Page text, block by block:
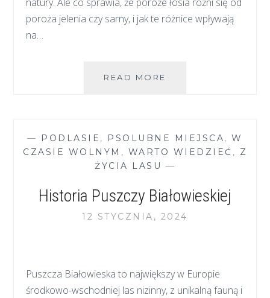
poroża jelenia czy sarny, i jak te różnice wpływają
na…
READ MORE
CO
NOSZĄ
NA
JELENIOWATE
— PODLASIE , PSOLUBNE MIEJSCA,W
CZASIE WOLNYM , WARTO WIEDZIEĆ , Z
ŻYCIA LASU —
Historia Puszczy Białowieskiej
12 STYCZNIA, 2024
Puszcza Białowieska to największy w Europie
środkowo-wschodniej las nizinny, z unikalną fauną i